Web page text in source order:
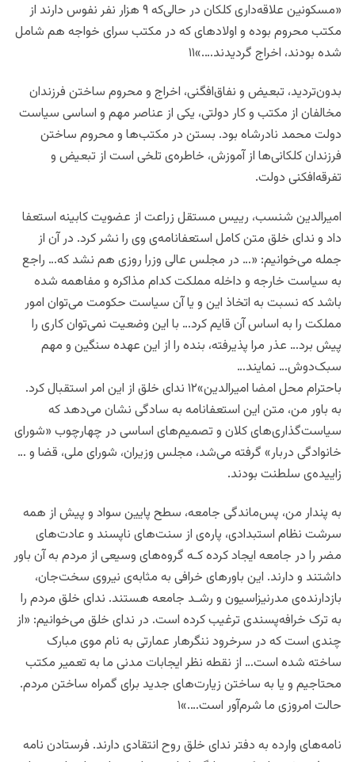
«مسکونین علاقه‌داری کلکان در حالی‌که ٩ هزار نفر نفوس دارند از
مکتب محروم بوده و اولادهای که در مکتب سرای ‌خواجه هم شامل
شده بودند، اخراج گردیدند….»۱۱
بدون‌تردید، تبعیض و نفاق‌افگنی، اخراج و محروم ساختن فرزندان
مخالفان از مکتب و کار دولتی، یکی از عناصر مهم و اساسی سیاست
دولت محمد نادرشاه بود. بستن در مکتب‌ها و محروم ساختن
فرزندان کلکانی‌ها از آموزش، خاطره‌ی تلخی است از تبعیض و
تفرقه‌افکنی دولت.
امیرالدین شنسب، رییس مستقل زراعت از عضویت کابینه استعفا
داد و ندای خلق متن کامل استعفانامه‌ی وی را نشر کرد. در آن از
جمله می‌خوانیم: «… در مجلس عالی وزرا روزی هم نشد که… راجع
به سیاست خارجه و داخله مملکت کدام مذاکره و مفاهمه شده
باشد که نسبت به اتخاذ این و یا آن سیاست حکومت می‌توان امور
مملکت را به اساس آن قایم کرد… با این وضعیت نمی‌توان کاری را
پیش برد… عذر مرا پذیرفته، بنده را از این عهده سنگین و مهم
سبک‌دوش‌… نمایند…
باحترام محل امضا امیرالدین»۱۲ ندای خلق از این امر استقبال کرد.
به باور من، متن این استعفانامه به سادگی نشان می‌دهد که
سیاست‌گذاری‌های کلان و تصمیم‌های اساسی در چهارچوب «شورای
خانوادگی دربار» گرفته می‌شد، مجلس وزیران، شورای ملی، قضا و …
زاییده‌ی سلطنت بودند.
به پندار من، پس‌ماندگی جامعه، سطح پایین سواد و پیش از همه
سرشت نظام استبدادی، پاره‌ی از سنت‌های ناپسند و عادت‌های
مضر را در جامعه ایجاد کرده کـه گروه‌های وسیعی از مردم به آن باور
داشتند و دارند. این باورهای خرافی به مثابه‌ی نیروی سخت‌جان،
بازدارنده‌ی مدرنیزاسیون و رشـد جامعه هستند. ندای خلق مردم را
به ترک خرافه‌پسندی ترغیب کرده است. در ندای خلق می‌خوانیم: «از
چندی است که در سرخرود ننگرهار عمارتی به نام موی مبارک
ساخته شده است… از نقطه نظر ایجابات مدنی ما به تعمیر مکتب
محتاجیم و یا به ساختن زیارت‌های جدید برای گمراه ساختن مردم.
حالت امروزی ما شرم‌آور است….»۱
نامه‌های وارده به دفتر ندای خلق روح انتقادی دارند. فرستادن نامه‌